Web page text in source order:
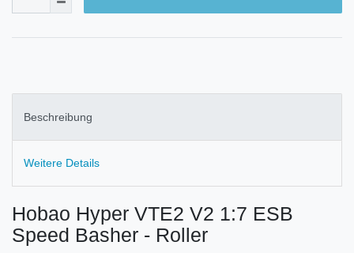
Beschreibung
Weitere Details
Hobao Hyper VTE2 V2 1:7 ESB
Speed Basher - Roller